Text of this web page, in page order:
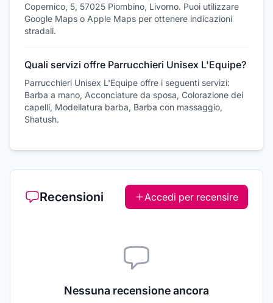
Copernico, 5, 57025 Piombino, Livorno. Puoi utilizzare
Google Maps o Apple Maps per ottenere indicazioni
stradali.
Quali servizi offre Parrucchieri Unisex L'Equipe?
Parrucchieri Unisex L'Equipe offre i seguenti servizi:
Barba a mano, Acconciature da sposa, Colorazione dei
capelli, Modellatura barba, Barba con massaggio,
Shatush.
Recensioni Accedi per recensire
Nessuna recensione ancora